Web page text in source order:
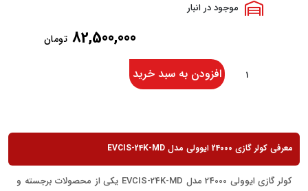
موجود در انبار
82,500,000 تومان
افزودن به سبد خرید
معرفی کولر گازی 24000 ایوولی مدل EVCIS-24K-MD
کولر گازی ایوولی 24000 مدل EVCIS-24K-MD یکی از محصولات برجسته و